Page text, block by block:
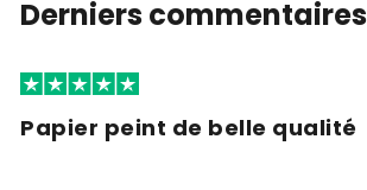
Derniers commentaires
Papier peint de belle qualité